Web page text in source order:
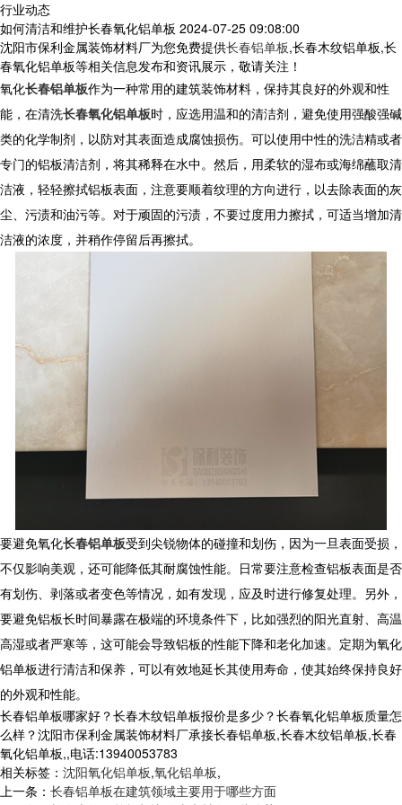
行业动态
如何清洁和维护长春氧化铝单板 2024-07-25 09:08:00
沈阳市保利金属装饰材料厂为您免费提供长春铝单板,长春木纹铝单板,长
春氧化铝单板等相关信息发布和资讯展示，敬请关注！
氧化长春铝单板作为一种常用的建筑装饰材料，保持其良好的外观和性
能，在清洗长春氧化铝单板时，应选用温和的清洁剂，避免使用强酸强碱
类的化学制剂，以防对其表面造成腐蚀损伤。可以使用中性的洗洁精或者
专门的铝板清洁剂，将其稀释在水中。然后，用柔软的湿布或海绵蘸取清
洁液，轻轻擦拭铝板表面，注意要顺着纹理的方向进行，以去除表面的灰
尘、污渍和油污等。对于顽固的污渍，不要过度用力擦拭，可适当增加清
洁液的浓度，并稍作停留后再擦拭。
要避免氧化长春铝单板受到尖锐物体的碰撞和划伤，因为一旦表面受损，
不仅影响美观，还可能降低其耐腐蚀性能。日常要注意检查铝板表面是否
有划伤、剥落或者变色等情况，如有发现，应及时进行修复处理。另外，
要避免铝板长时间暴露在极端的环境条件下，比如强烈的阳光直射、高温
高湿或者严寒等，这可能会导致铝板的性能下降和老化加速。定期为氧化
铝单板进行清洁和保养，可以有效地延长其使用寿命，使其始终保持良好
的外观和性能。
长春铝单板哪家好？长春木纹铝单板报价是多少？长春氧化铝单板质量怎
么样？沈阳市保利金属装饰材料厂承接长春铝单板,长春木纹铝单板,长春
氧化铝单板,,电话:13940053783
相关标签： 沈阳氧化铝单板,氧化铝单板,
上一条： 长春铝单板在建筑领域主要用于哪些方面